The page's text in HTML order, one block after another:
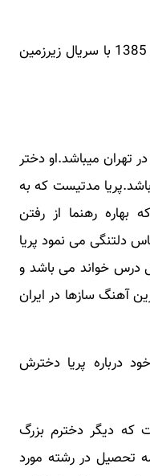
اوج درخشش او با تلویزیون در سال 1385 با سریال زیرزمین
پریا قاسم‌خانی متولد ۱۷ مرداد ۱۳۷۶ در تهران میباشد.او دختر
مدتیست که به
بهاره رهنما از رفتن
دلتنگی می نمود پریا
درس خواند می باشد و
آهنگ سازها در ایران
درباره پریا دخترش
که دیگر دخترم بزرگ
تحصیل در رشته مورد